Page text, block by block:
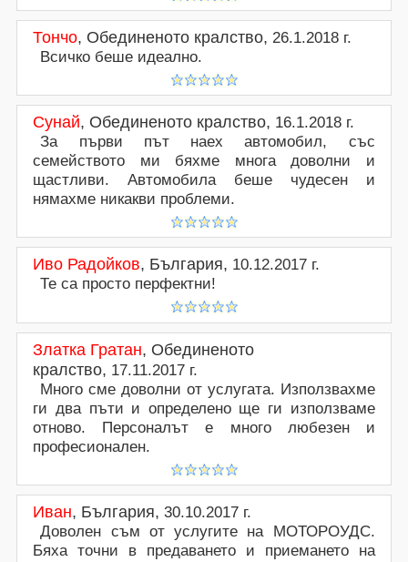
Тончо, Обединеното кралство,26.1.2018 г.
Всичко беше идеално.
Сунай, Обединеното кралство, 16.1.2018 г.
За първи път наех автомобил, със
семейството ми бяхме многа доволни и
щастливи. Автомобила беше чудесен и
нямахме никакви проблеми.
Иво Радойков, България, 10.12.2017 г.
Те са просто перфектни!
Златка Гратан, Обединеното
кралство, 17.11.2017 г.
Много сме доволни от услугата. Използвахме
ги два пъти и определено ще ги използваме
отново. Персоналът е много любезен и
професионален.
Иван, България,30.10.2017 г.
Доволен съм от услугите на МОТОРОУДС.
Бяха точни в предаването и приемането на